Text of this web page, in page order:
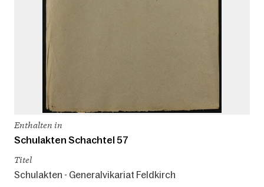
Enthalten in
Schulakten Schachtel 57
Titel
Schulakten - Generalvikariat Feldkirch